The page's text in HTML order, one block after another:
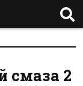
смаза 2